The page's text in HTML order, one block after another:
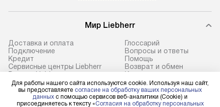
В оговоренный день служба
доставки доставит упакованный
прибор до подъезда. Если
требуется переместить прибор
до двери квартиры или до места
установки, пожалуйста,
предварительно уточните это
предполагают
холодильников
требующим
наличие крана.
установка
Мир Liebherr
Доставка и оплата
Подключение
Кредит
Сервисные центры Liebherr
Ремонт Liebherr
Cтатьи
Глоссарий
Вопросы и ответы
Помощь
Возврат и обмен
Контакты
Сайты-партнеры
Для работы нашего сайта используются cookie. Используя наш сайт,
вы предоставляете согласие на обработку ваших персональных
данных с помощью сервисов веб-аналитики (Cookie) и
присоединяетесь к тексту «Согласия на обработку персональных